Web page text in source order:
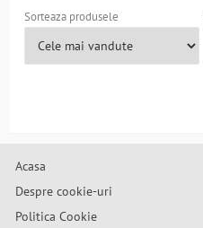
Sorteaza produsele
Acasa
Despre cookie-uri
Politica Cookie